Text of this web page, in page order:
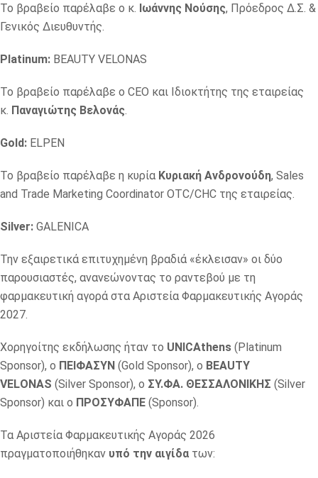
Το βραβείο παρέλαβε ο κ. Ιωάννης Νούσης, Πρόεδρος Δ.Σ. &
Γενικός Διευθυντής.
Platinum: BEAUTY VELONAS
Το βραβείο παρέλαβε ο CEO και Ιδιοκτήτης της εταιρείας
κ. Παναγιώτης Βελονάς
Gold: ELPEN
Το βραβείο παρέλαβε η κυρία Κυριακή Ανδρονούδη, Sales
and Trade Marketing Coordinator OTC/CHC της εταιρείας.
Silver: GALENICA
Την εξαιρετικά επιτυχημένη βραδιά «έκλεισαν» οι δύο
παρουσιαστές, ανανεώνοντας το ραντεβού με τη
φαρμακευτική αγορά στα Αριστεία Φαρμακευτικής Αγοράς
2027.
Χορηγοίτης εκδήλωσης ήταν το UNICAthens (Platinum
Sponsor), ο ΠΕΙΦΑΣΥΝ (Gold Sponsor), ο BEAUTY
VELONAS (Silver Sponsor), o ΣΥ.ΦΑ. ΘΕΣΣΑΛΟΝΙΚΗΣ (Silver
Sponsor) και ο ΠΡΟΣΥΦΑΠΕ (Sponsor).
Τα Αριστεία Φαρμακευτικής Αγοράς 2026
πραγματοποιήθηκαν υπό την αιγίδα των: